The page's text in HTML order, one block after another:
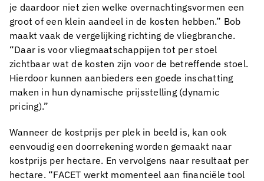
je daardoor niet zien welke overnachtingsvormen een
groot of een klein aandeel in de kosten hebben.” Bob
maakt vaak de vergelijking richting de vliegbranche.
“Daar is voor vliegmaatschappijen tot per stoel
zichtbaar wat de kosten zijn voor de betreffende stoel.
Hierdoor kunnen aanbieders een goede inschatting
maken in hun dynamische prijsstelling (dynamic
pricing).”
Wanneer de kostprijs per plek in beeld is, kan ook
eenvoudig een doorrekening worden gemaakt naar
kostprijs per hectare. En vervolgens naar resultaat per
hectare. “FACET werkt momenteel aan financiële tool